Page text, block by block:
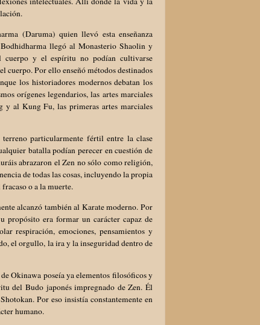
(Daruma) quien llevó esta enseñanza
llegó al Monasterio Shaolin y
cuerpo y el espíritu no podían cultivarse
cuerpo. Por ello enseñó métodos destinados
los historiadores modernos debatan los
orígenes legendarios, las artes marciales
y al Kung Fu, las primeras artes marciales
particularmente fértil entre la clase
batalla podían perecer en cuestión de
abrazaron el Zen no sólo como religión,
de todas las cosas, incluyendo la propia
o a la muerte.
alcanzó también al Karate moderno. Por
propósito era formar un carácter capaz de
respiración, emociones, pensamientos y
el orgullo, la ira y la inseguridad dentro de
Okinawa poseía ya elementos filosóficos y
del Budo japonés impregnado de Zen. Él
Por eso insistía constantemente en
humano.